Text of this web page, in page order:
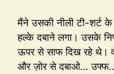
मैंने उसकी नीली टी-
हल्के दबाने लगा। उसके
ऊपर से साफ दिख रहे थे।
और ज़ोर से दबाओ… उफ्फ…